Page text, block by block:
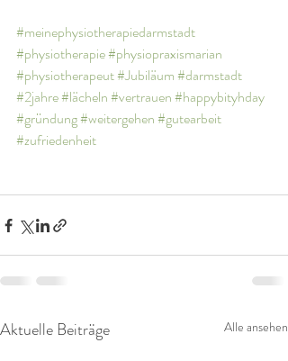
#meinephysiotherapiedarmstadt
#physiotherapie#physiopraxismarian
#physiotherapeut#Jubiläum#darmstadt
#2jahre#lächeln#vertrauen#happybityhday
#gründung#weitergehen#gutearbeit
#zufriedenheit
Aktuelle Beiträge Alle ansehen